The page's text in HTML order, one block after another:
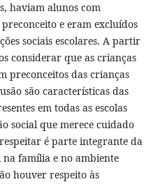
haviam alunos com
e eram excluídos
sociais escolares. A partir
considerar que as crianças
preconceitos das crianças
são características das
em todas as escolas
social que merece cuidado
é parte integrante da
família e no ambiente
houver respeito às